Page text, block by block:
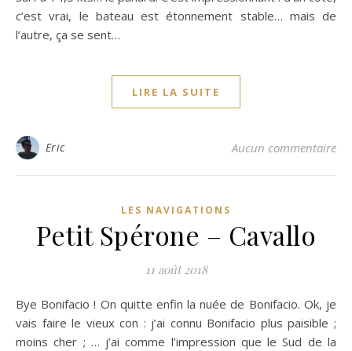
c’est vrai, le bateau est étonnement stable… mais de
l’autre, ça se sent…
LIRE LA SUITE
Eric Aucun commentaire
LES NAVIGATIONS
Petit Spérone – Cavallo
11 août 2018
Bye Bonifacio ! On quitte enfin la nuée de Bonifacio. Ok, je
vais faire le vieux con : j’ai connu Bonifacio plus paisible ;
moins cher ; … j’ai comme l’impression que le Sud de la